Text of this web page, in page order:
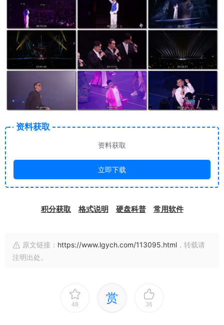
资料获取
资料获取
立即下载
积分获取 格式说明 硬盘科普 常用软件
原文链接： https://www.lgych.com/113095.html ，转载请
注明出处。
48 赏 36